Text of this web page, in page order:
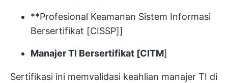
**Profesional Keamanan Sistem Informasi
Bersertifikat [CISSP]]
Manajer TI Bersertifikat [CITM]
Sertifikasi ini memvalidasi keahlian manajer TI di